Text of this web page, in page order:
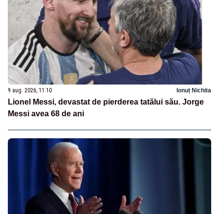
9 aug. 2026, 11:10 Ionuț Nichita
Lionel Messi, devastat de pierderea tatălui său. Jorge
Messi avea 68 de ani